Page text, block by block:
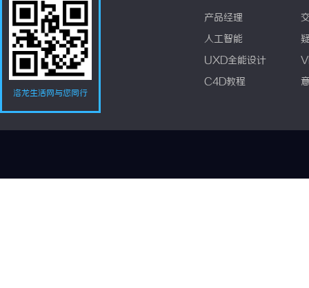
洛龙生活网与您同行
产品经理
人工智能
UXD全能设计
C4D教程